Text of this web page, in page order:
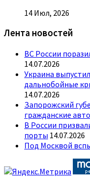
14 Июл, 2026
Лента новостей
ВС России
14.07.2026
Украина
дальнобойные
14.07.2026
Запорожский
гражданские
В России
порты 14.07.2026
Под Москвой